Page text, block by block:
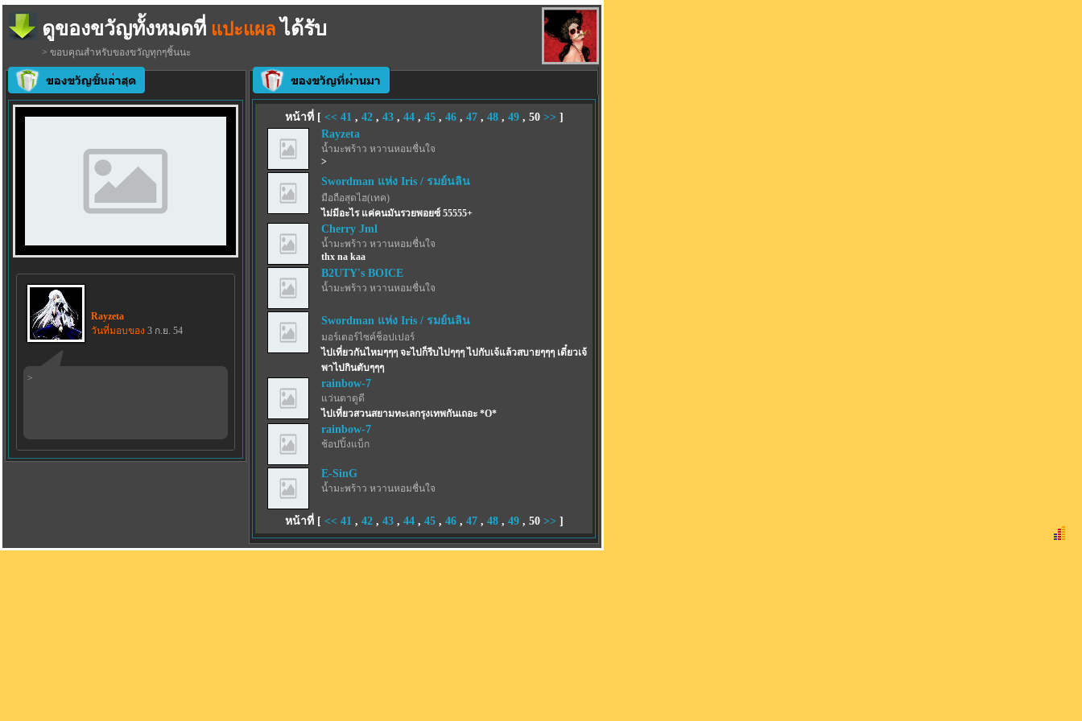
ดูของขวัญทั้งหมดที่ แปะแผล ได้รับ
> ขอบคุณสำหรับของขวัญทุกๆชิ้นนะ
Rayzeta
วันที่มอบของ 3 ก.ย. 54
>
หน้าที่ [ << 41 , 42, 43, 44, 45, 46, 47, 48, 49, 50 >> ]
Rayzeta
น้ำมะพร้าว หวานหอมชื่นใจ
>
Swordman แห่ง Iris / รมย์นลิน
มือถือสุดไฮ(เทค)
ไม่มีอะไร แค่คนมันรวยพอยซ์ 55555+
Cherry Jml
น้ำมะพร้าว หวานหอมชื่นใจ
thx na kaa
B2UTY's BOICE
น้ำมะพร้าว หวานหอมชื่นใจ
Swordman แห่ง Iris / รมย์นลิน
มอร์เตอร์ไซค์ช็อปเปอร์
ไปเที่ยวกันไหมๆๆๆ จะไปก็รีบไปๆๆๆ ไปกับเจ้แล้วสบายๆๆๆ เดี๋ยวเจ้
พาไปกินตับๆๆๆ
rainbow-7
แว่นตาดูดี
ไปเที่ยวสวนสยามทะเลกรุงเทพกันเถอะ *O*
rainbow-7
ช้อปปิ้งแบ็ก
E-SinG
น้ำมะพร้าว หวานหอมชื่นใจ
หน้าที่ [ << 41 , 42, 43, 44, 45, 46, 47, 48, 49, 50 >> ]